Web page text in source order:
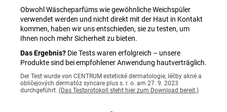
Obwohl Wäscheparfüms wie gewöhnliche Weichspüler
verwendet werden und nicht direkt mit der Haut in Kontakt
kommen, haben wir uns entschieden, sie zu testen, um
Ihnen noch mehr Sicherheit zu bieten.
Das Ergebnis? Die Tests waren erfolgreich – unsere
Produkte sind bei empfohlener Anwendung hautverträglich.
Der Test wurde von CENTRUM estetické dermatologie, léčby akné a
obličejových dermatóz syncare plus s. r. o. am 27. 9. 2023
durchgeführt. (Das Testprotokoll steht hier zum Download bereit.)